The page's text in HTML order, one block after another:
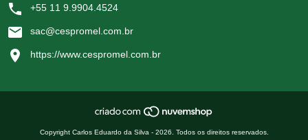
+55 11 9.9904.4524
sac@cespromel.com.br
https://www.cespromel.com.br
Copyright Carlos Eduardo da Silva - 2026. Todos os direitos reservados.